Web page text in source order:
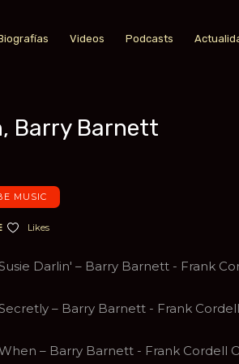
Videos Podcasts
Barry Barnett
MUSIC
Likes
Darlin' – Barry Barnett - Frank
– Barry Barnett - Frank
– Barry Barnett - Frank Cordell